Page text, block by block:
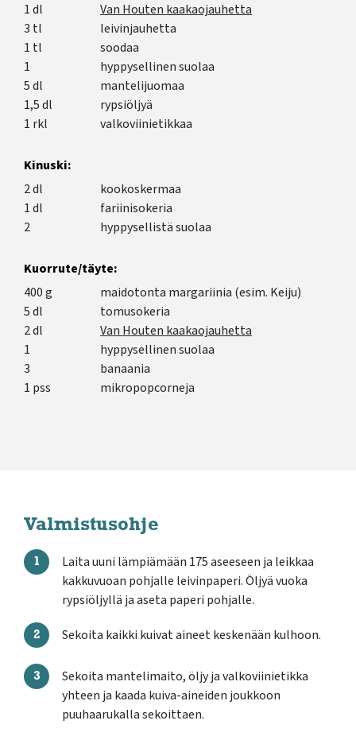
1 dl
Van Houten kaakaojauhetta
3 tl
leivinjauhetta
1 tl
soodaa
1
hyppysellinen suolaa
5 dl
mantelijuomaa
1,5 dl
rypsiöljyä
1 rkl
valkoviinietikkaa
Kinuski:
2 dl
kookoskermaa
1 dl
fariinisokeria
2
hyppysellistä suolaa
Kuorrute/täyte:
400 g
maidotonta margariinia (esim. Keiju)
5 dl
tomusokeria
2 dl
Van Houten kaakaojauhetta
1
hyppysellinen suolaa
3
banaania
1 pss
mikropopcorneja
Valmistusohje
Laita uuni lämpiämään 175 aseeseen ja leikkaa
kakkuvuoan pohjalle leivinpaperi. Öljyä vuoka
rypsiöljyllä ja aseta paperi pohjalle.
Sekoita kaikki kuivat aineet keskenään kulhoon.
Sekoita mantelimaito, öljy ja valkoviinietikka
yhteen ja kaada kuiva-aineiden joukkoon
puuhaarukalla sekoittaen.